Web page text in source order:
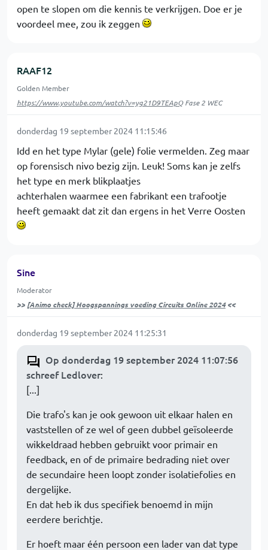
open te slopen om die kennis te verkrijgen. Doe er je
voordeel mee, zou ik zeggen
RAAF12
Golden Member
https://www.youtube.com/watch?v=yg21D9TEApQFase 2 WEC
donderdag 19 september 2024 11:15:46
Idd en het type Mylar (gele) folie vermelden. Zeg maar
op forensisch nivo bezig zijn. Leuk! Soms kan je zelfs
het type en merk blikplaatjes
achterhalen waarmee een fabrikant een trafootje
heeft gemaakt dat zit dan ergens in het Verre Oosten
Sine
Moderator
>> [Animo check] Hoogspannings voeding Circuits Online 2024<<
donderdag 19 september 2024 11:25:31
Op donderdag 19 september 2024 11:07:56
schreef Ledlover:
[...]
Die trafo's kan je ook gewoon uit elkaar halen en
vaststellen of ze wel of geen dubbel geïsoleerde
wikkeldraad hebben gebruikt voor primair en
feedback, en of de primaire bedrading niet over
de secundaire heen loopt zonder isolatiefolies en
dergelijke.
En dat heb ik dus specifiek benoemd in mijn
eerdere berichtje.
Er hoeft maar één persoon een lader van dat type